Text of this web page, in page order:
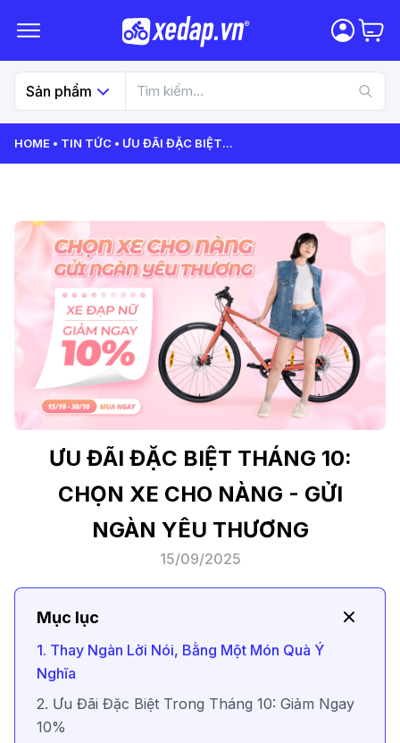
Sản phẩm
HOME TIN TỨC ƯU ĐÃI ĐẶC BIỆT...
ƯU ĐÃI ĐẶC BIỆT THÁNG 10:
CHỌN XE CHO NÀNG - GỬI
NGÀN YÊU THƯƠNG
15/09/2025
Mục lục
1. Thay Ngàn Lời Nói, Bằng Một Món Quà Ý
Nghĩa
2. Ưu Đãi Đặc Biệt Trong Tháng 10: Giảm Ngay
10%